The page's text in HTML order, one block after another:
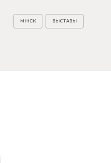
МІНСК ВЫСТАВЫ